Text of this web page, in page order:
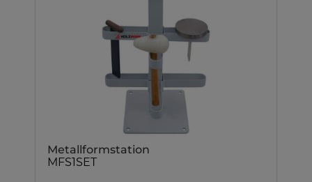
Metallformstation
MFS1SET